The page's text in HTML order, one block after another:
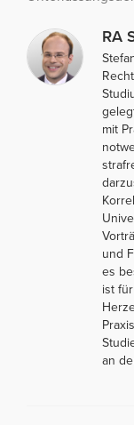
RA
mit
und
es
ist
an